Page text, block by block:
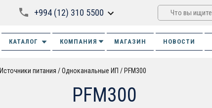
+994 (12) 310 5500
КАТАЛОГ КОМПАНИЯ МАГАЗИН НОВОСТИ
Источники питания Одноканальные ИП PFM300
PFM300